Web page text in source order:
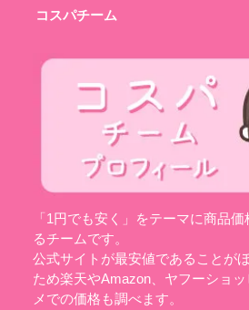
コスパチーム
「1円でも安く」をテーマに商品
るチームです。
公式サイトが最安値であることが
ため楽天やAmazon、ヤフーショ
メでの価格も調べます。